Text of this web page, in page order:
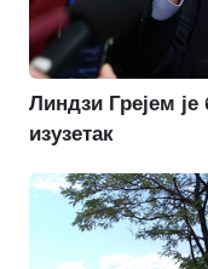
Линдзи Грејем
изузетак